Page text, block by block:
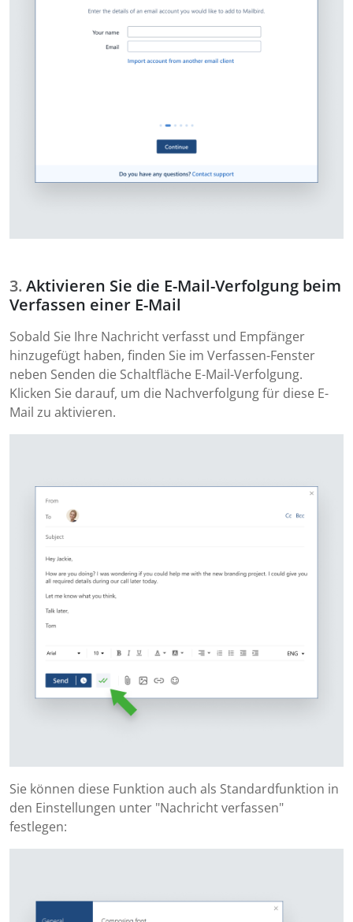
Aktivieren Sie die E-Mail-Verfolgung beim
Verfassen einer E-Mail
Sobald Sie Ihre Nachricht verfasst und Empfänger
hinzugefügt haben, finden Sie im Verfassen-Fenster
neben Senden die Schaltfläche E-Mail-Verfolgung.
Klicken Sie darauf, um die Nachverfolgung für diese E-
Mail zu aktivieren.
Sie können diese Funktion auch als Standardfunktion in
den Einstellungen unter "Nachricht verfassen"
festlegen: